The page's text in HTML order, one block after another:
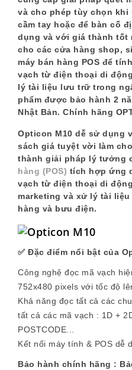
và cho phép tùy chọn
cầm tay hoặc để bàn cố
dụng và với giá thành tốt
cho các cửa hàng shop,
máy bán hàng POS để
vạch từ điện thoại di
lý tài liệu lưu trữ trong
phẩm được bảo hành 2
Nhật Bản. Chính hãng
Opticon M10 dễ sử dụng
sách giá tuyệt vời làm
thành giải pháp lý tưởng
hàng (POS) tích hợp ứng
vạch từ điện thoại di
marketing và xử lý tài
hàng và bưu điện.
✅ Đặc điểm nổi bật của
Công nghệ đọc mã vạch
752x480 pixels với tốc độ
Khả năng đọc tất cả các
tất cả các mã vạch : 1D +
POSTCODE...
Kết nối máy tính & POS dễ
Bảo hành chính hãng :